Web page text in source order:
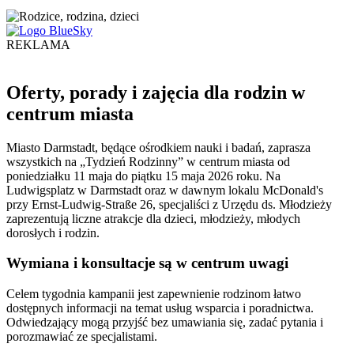
REKLAMA
Oferty, porady i zajęcia dla rodzin w
centrum miasta
Miasto Darmstadt, będące ośrodkiem nauki i badań, zaprasza
wszystkich na „Tydzień Rodzinny” w centrum miasta od
poniedziałku 11 maja do piątku 15 maja 2026 roku. Na
Ludwigsplatz w Darmstadt oraz w dawnym lokalu McDonald's
przy Ernst-Ludwig-Straße 26, specjaliści z Urzędu ds. Młodzieży
zaprezentują liczne atrakcje dla dzieci, młodzieży, młodych
dorosłych i rodzin.
Wymiana i konsultacje są w centrum uwagi
Celem tygodnia kampanii jest zapewnienie rodzinom łatwo
dostępnych informacji na temat usług wsparcia i poradnictwa.
Odwiedzający mogą przyjść bez umawiania się, zadać pytania i
porozmawiać ze specjalistami.